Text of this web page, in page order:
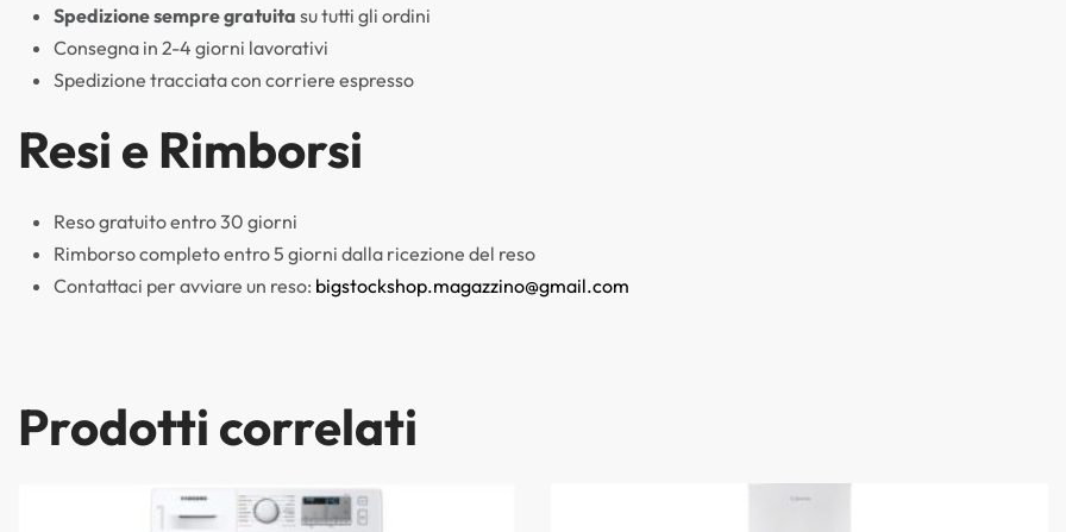
Spedizione sempre gratuita su tutti gli ordini
Consegna in 2-4 giorni lavorativi
Spedizione tracciata con corriere espresso
Resi e Rimborsi
Reso gratuito entro 30 giorni
Rimborso completo entro 5 giorni dalla ricezione del reso
Contattaci per avviare un reso: bigstockshop.magazzino@gmail.com
Prodotti correlati